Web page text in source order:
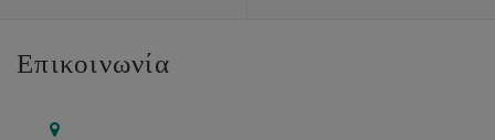
Επικοινωνία